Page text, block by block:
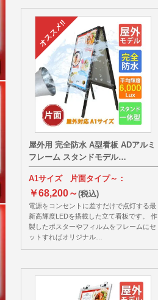
屋外用 完全防水 A型看板 ADアルミ
フレーム スタンドモデル…
A1サイズ 片面タイプ～：
￥68,200～(税込)
電源をコンセントに差すだけで点灯する最
新高輝度LEDを搭載した立て看板です。 作
製したポスターやフィルムをフレームにセ
ットすればオリジナル…